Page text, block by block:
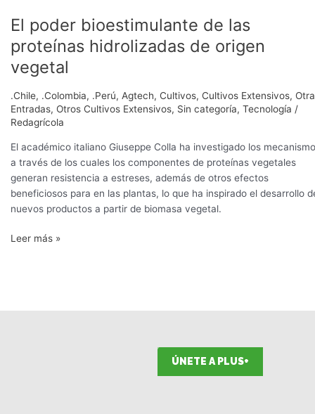
El poder bioestimulante de las
proteínas hidrolizadas de origen
vegetal
.Chile, .Colombia, .Perú, Agtech, Cultivos, Cultivos Extensivos,
Entradas, Otros Cultivos Extensivos, Sin categoría, Tecnología /
Redagrícola
El académico italiano Giuseppe Colla ha investigado los
a través de los cuales los componentes de proteínas vegetales
generan resistencia a estreses, además de otros efectos
beneficiosos para en las plantas, lo que ha inspirado el desarrollo
nuevos productos a partir de biomasa vegetal.
Leer más »
ÚNETE A PLUS+